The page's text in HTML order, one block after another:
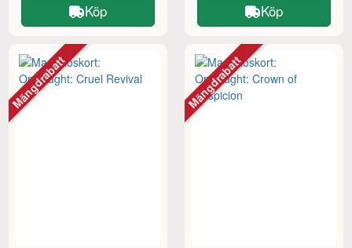
Köp Köp
Mängdrabatt Mängdrabatt